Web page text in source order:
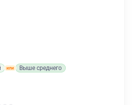
Выше среднего